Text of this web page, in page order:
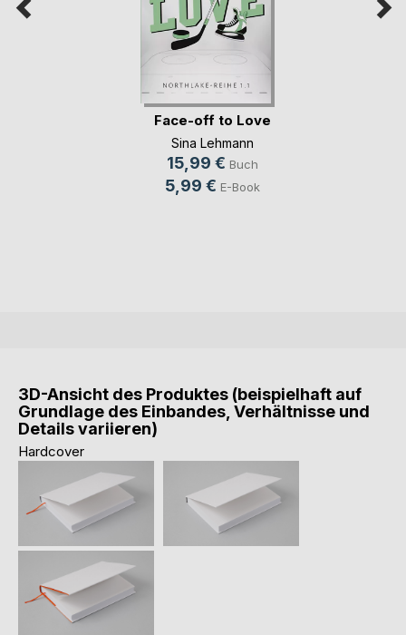
Face-off to Love
Sina Lehmann
15,99 € Buch
5,99 € E-Book
3D-Ansicht des Produktes (beispielhaft auf
Grundlage des Einbandes, Verhältnisse und
Details variieren)
Hardcover